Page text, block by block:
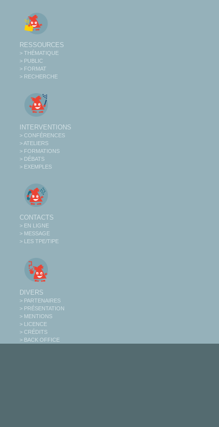
RESSOURCES
> THÉMATIQUE
> PUBLIC
> FORMAT
> RECHERCHE
INTERVENTIONS
> CONFÉRENCES
> ATELIERS
> FORMATIONS
> DÉBATS
> EXEMPLES
CONTACTS
> EN LIGNE
> MESSAGE
> LES TPE/TIPE
DIVERS
> PARTENAIRES
> PRÉSENTATION
> MENTIONS
> LICENCE
> CRÉDITS
> BACK OFFICE